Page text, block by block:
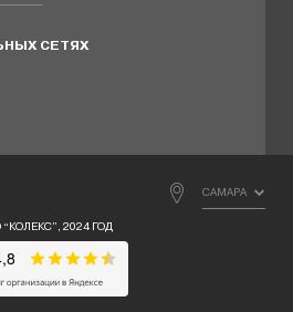
СЕТЯХ
САМАРА
“КОЛЕКС”, 2024 ГОД